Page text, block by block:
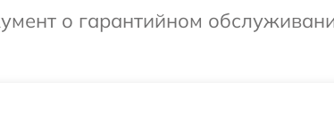
о гарантийном